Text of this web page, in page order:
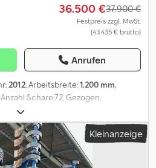
36.500 €37.900 €
Festpreis zzgl. MwSt.
(43.435 € brutto)
Anrufen
2012, Arbeitsbreite:1.200 mm,
Anzahl Schare:72, Gezogen,
Stützfuß / -rad_____12m
doppel STS Walze,
Striegel,Lagerort:17094
Tock
Kleinanzeige